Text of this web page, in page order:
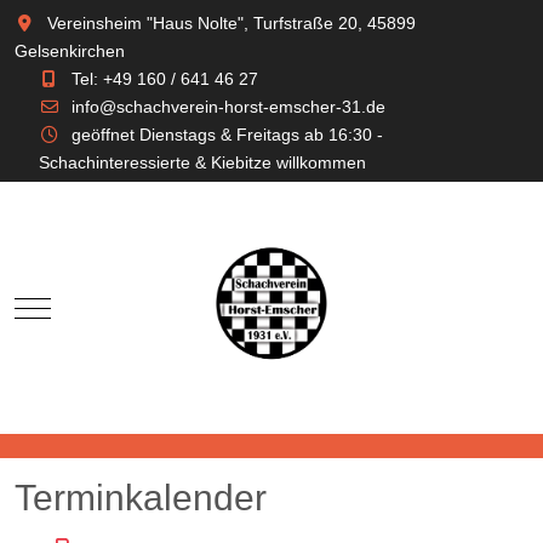
Vereinsheim "Haus Nolte", Turfstraße 20, 45899
Gelsenkirchen
Tel: +49 160 / 641 46 27
info@schachverein-horst-emscher-31.de
geöffnet Dienstags & Freitags ab 16:30 -
Schachinteressierte & Kiebitze willkommen
Mobile Menu Toggle
Terminkalender